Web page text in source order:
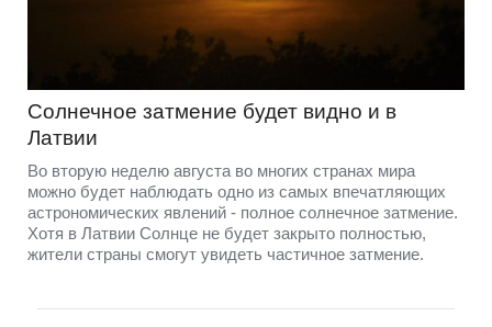
Солнечное затмение будет видно и в
Латвии
Во вторую неделю августа во многих странах мира
можно будет наблюдать одно из самых впечатляющих
астрономических явлений - полное солнечное затмение.
Хотя в Латвии Солнце не будет закрыто полностью,
жители страны смогут увидеть частичное затмение.